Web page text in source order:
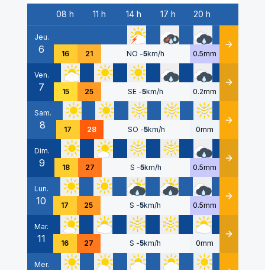
Date
08 h 11 h 14 h 17 h 20 h
Jeu.
6 16 21 NO -5km/h 0.5mm Détails
Ven.
7 15 25 SE -5km/h 0.2mm Détails
Sam.
8 17 28 SO -5km/h 0mm Détails
Dim.
9 18 27 S -5km/h 0.5mm Détails
Lun.
10 17 25 S -5km/h 0.5mm Détails
Mar.
11 16 27 S -5km/h 0mm Détails
Mer.